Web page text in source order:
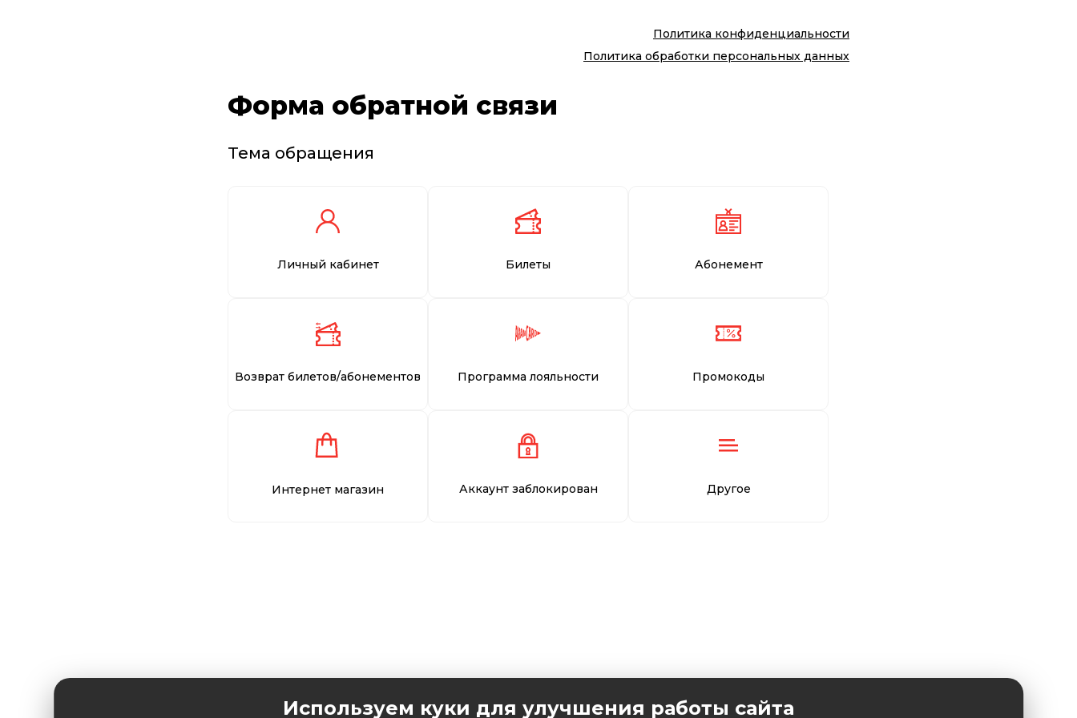
Политика конфиденциальности
Политика обработки персональных данных
Форма обратной связи
Тема обращения
Личный кабинет Билеты Абонемент
Возврат билетов/абонементов Программа лояльности Промокоды
Интернет магазин Аккаунт заблокирован Другое
Используем куки для улучшения работы сайта